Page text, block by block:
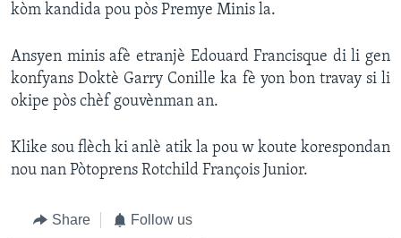
Languages
kòm kandida pou pòs Premye Minis la.
Ansyen minis afè etranjè Edouard Francisque di li gen
konfyans Doktè Garry Conille ka fè yon bon travay si li
okipe pòs chèf gouvènman an.
Klike sou flèch ki anlè atik la pou w koute korespondan
nou nan Pòtoprens Rotchild François Junior.
Share Follow us